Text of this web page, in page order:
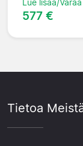
577 €
Tietoa